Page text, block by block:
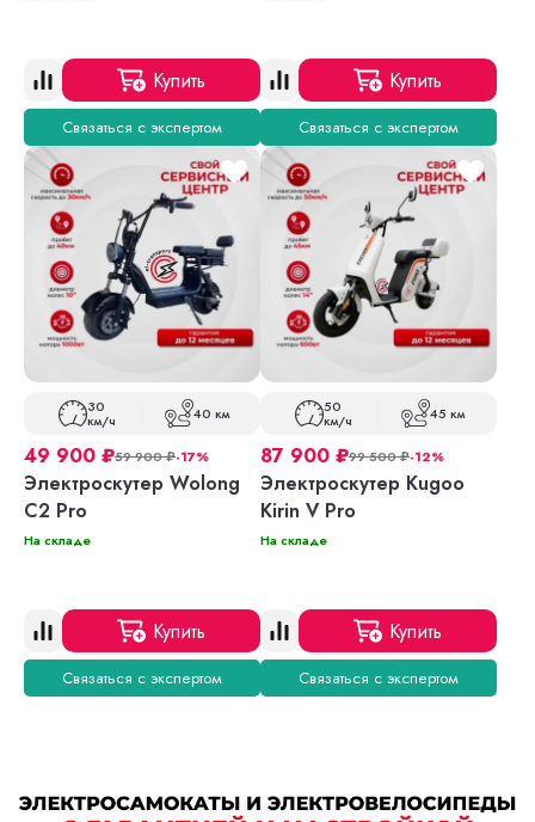
Купить
Связаться с экспертом
Купить
Связаться с экспертом
30
км/ч 40 км
49 900 ₽59 900₽-17%
Электроскутер Wolong
C2 Pro
На складе
Купить
Связаться с экспертом
50
км/ч 45 км
87 900 ₽99 500₽-12%
Электроскутер Kugoo
Kirin V Pro
На складе
Купить
Связаться с экспертом